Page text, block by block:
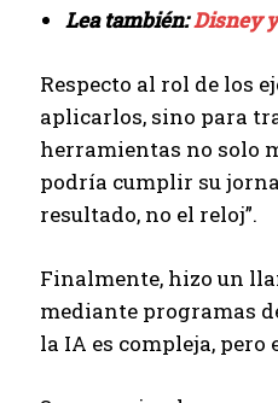
Lea también:Disney
Respecto al rol de los
aplicarlos, sino para
herramientas no solo
podría cumplir su
resultado, no el reloj”.
Finalmente, hizo un
mediante programas
la IA es compleja,